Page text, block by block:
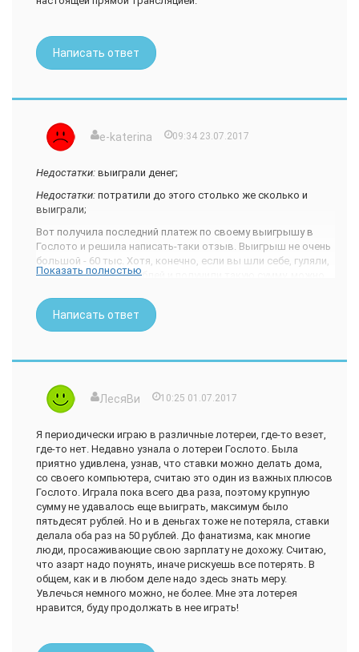
Написать ответ
e-katerina 09:34 23.07.2017
Недостатки: выиграли денег;
Недостатки: потратили до этого столько же сколько и
выиграли;
Вот получила последний платеж по своему выигрышу в
Гослото и решила написать-таки отзыв. Выигрыш не очень
большой - 60 тыс. Хотя, конечно, если вы шли себе, гуляли,
купили билет за 20 рублей и получили такую сумму, можно
Но я играю давно и по моим прикидкам примерно столько и
потратила за все время на билеты, так что выигрышем эти
однушку (мы посчитали) сможем только за 70 лет (потому
что больше 20 тыс в месяц с ребенком мы откладывать не
можем) - я делаю ставку: ) Как правило выигрыш все
Недавно решила - все, лучше б я эти деньги в банк
положила, дочке в наследство чего-нибудь бы осталось.
Но на кошельке еще была какая-то сумма, решила ее
доиграть. В общем, в лучших традициях историй про
выигрыши: ) А потом захожу в личный кабинет, а там 60
тысяч рублей. Угадано пять цифр из шести. Напиши я 42
вместо 5, было бы 50 млн и своя квартира.
Не, тоже хорошо, конечно. Положу в банк опять же дочке
на наследство.
Но, конечно, вероятность того, что еще и 50 млн выиграем
теперь кажется совсем уж нереальной: (
друзьям. Вообще-то я не рекомендую. Потому что лотерея
Показать полностью
Написать ответ
ЛесяВи 10:25 01.07.2017
Я периодически играю в различные лотереи, где-то везет,
где-то нет. Недавно узнала о лотереи Гослото. Была
приятно удивлена, узнав, что ставки можно делать дома,
со своего компьютера, считаю это один из важных плюсов
Гослото. Играла пока всего два раза, поэтому крупную
сумму не удавалось еще выиграть, максимум было
пятьдесят рублей. Но и в деньгах тоже не потеряла, ставки
делала оба раз на 50 рублей. До фанатизма, как многие
люди, просаживающие свою зарплату не дохожу. Считаю,
что азарт надо поунять, иначе рискуешь все потерять. В
общем, как и в любом деле надо здесь знать меру.
Увлечься немного можно, не более. Мне эта лотерея
нравится, буду продолжать в нее играть!